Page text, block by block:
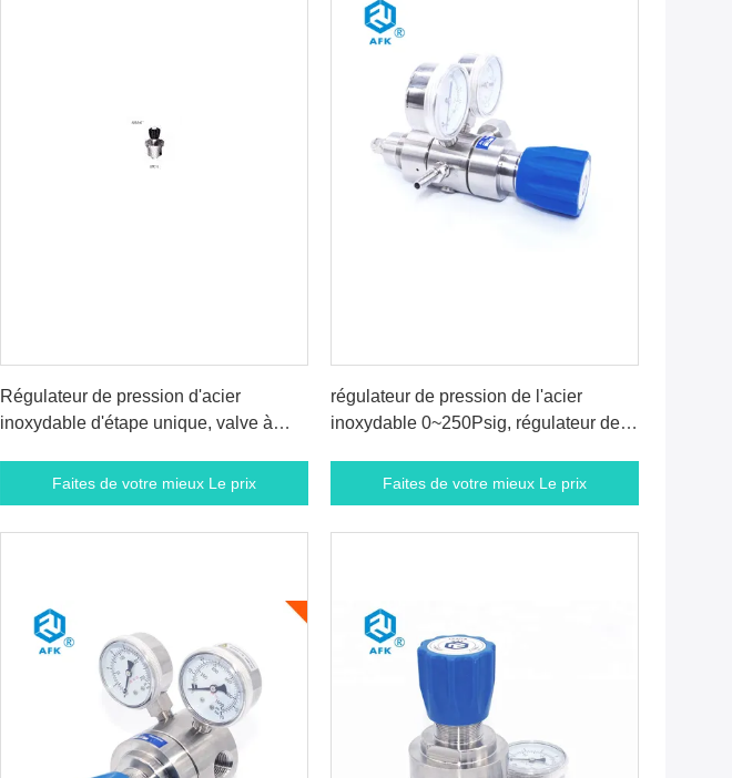
Régulateur de pression d'acier
inoxydable d'étape unique, valve à
Faites de votre mieux Le prix
régulateur de pression de l'acier
inoxydable 0~250Psig, régulateur de
Faites de votre mieux Le prix